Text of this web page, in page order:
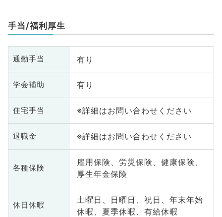
手当/福利厚生
通勤手当 有り
学会補助 有り
住宅手当 ※詳細はお問い合わせください
退職金 ※詳細はお問い合わせください
各種保険
雇用保険、労災保険、健康保険、
厚生年金保険
休日休暇
土曜日、日曜日、祝日、年末年始
休暇、夏季休暇、有給休暇